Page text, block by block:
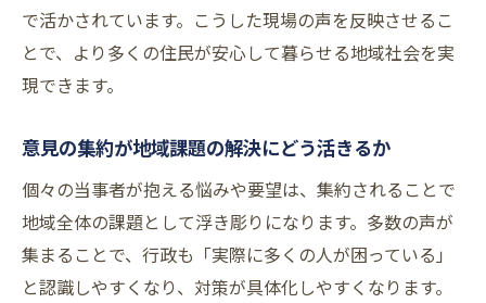
で活かされています。こうした現場の声を反映させるこ
とで、より多くの住民が安心して暮らせる地域社会を実
現できます。
意見の集約が地域課題の解決にどう活きるか
個々の当事者が抱える悩みや要望は、集約されることで
地域全体の課題として浮き彫りになります。多数の声が
集まることで、行政も「実際に多くの人が困っている」
と認識しやすくなり、対策が具体化しやすくなります。